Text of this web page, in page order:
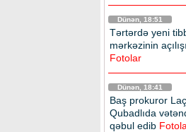
Dünən, 18:51
Tərtərdə yeni
mərkəzinin
Fotolar
Dünən, 18:41
Baş prokuror
Qubadlıda
qəbul edib